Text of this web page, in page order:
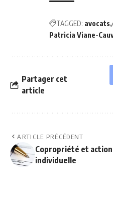
TAGGED: avocats
Patricia Viane-
Partager cet
article
ARTICLE PRÉCÉDENT
Copropriété et action
individuelle